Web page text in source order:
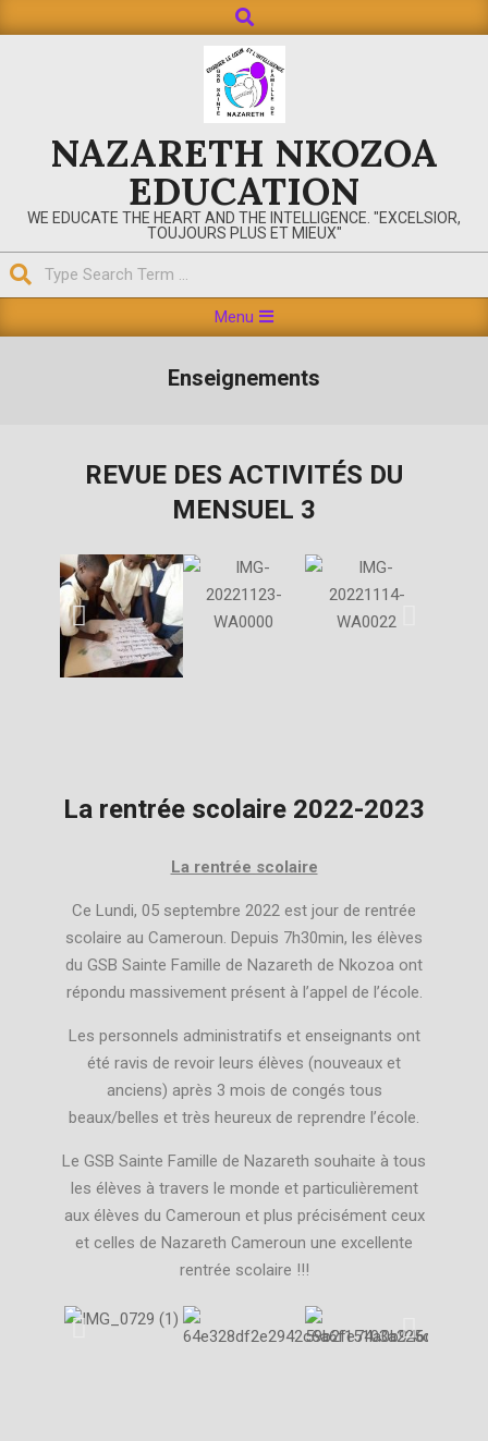
NAZARETH NKOZOA
EDUCATION
WE EDUCATE THE HEART AND THE INTELLIGENCE. "EXCELSIOR,
TOUJOURS PLUS ET MIEUX"
Menu
Enseignements
REVUE DES ACTIVITÉS DU
MENSUEL 3
La rentrée scolaire 2022-2023
La rentrée scolaire
Ce Lundi, 05 septembre 2022 est jour de rentrée
scolaire au Cameroun. Depuis 7h30min, les élèves
du GSB Sainte Famille de Nazareth de Nkozoa ont
répondu massivement présent à l’appel de l’école.
Les personnels administratifs et enseignants ont
été ravis de revoir leurs élèves (nouveaux et
anciens) après 3 mois de congés tous
beaux/belles et très heureux de reprendre l’école.
Le GSB Sainte Famille de Nazareth souhaite à tous
les élèves à travers le monde et particulièrement
aux élèves du Cameroun et plus précisément ceux
et celles de Nazareth Cameroun une excellente
rentrée scolaire !!!